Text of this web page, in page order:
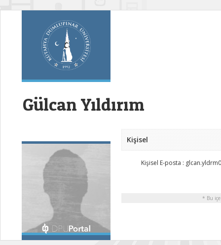
Gülcan Yıldırım
Kişisel
Kişisel E-posta :
* Bu